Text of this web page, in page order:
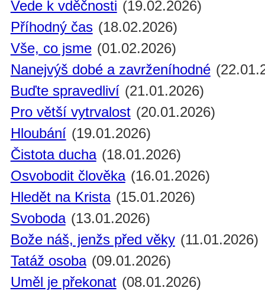
Vede k vděčnosti (19.02.2026)
Příhodný čas (18.02.2026)
Vše, co jsme (01.02.2026)
Nanejvýš dobé a zavrženíhodné
Buďte spravedliví (21.01.2026)
Pro větší vytrvalost (20.01.2026)
Hloubání (19.01.2026)
Čistota ducha (18.01.2026)
Osvobodit člověka (16.01.2026)
Hledět na Krista (15.01.2026)
Svoboda (13.01.2026)
Bože náš, jenžs před věky (11.01.2026)
Tatáž osoba (09.01.2026)
Uměl je překonat (08.01.2026)